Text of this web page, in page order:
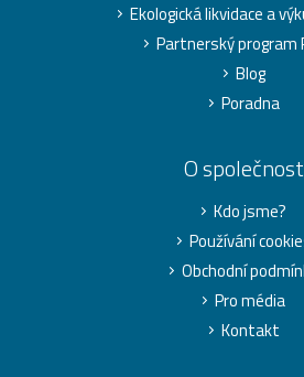
Ekologická likvidace a
Partnerský program
Blog
Poradna
O
Kdo jsme?
Používání
Obchodní
Pro média
Kontakt